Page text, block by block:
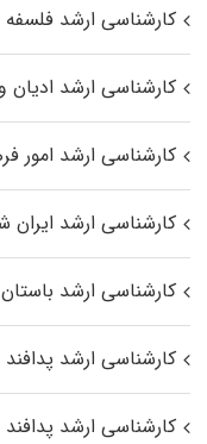
کارشناسی ارشد فلسفه
کارشناسی ارشد
کارشناسی ارشد امور
کارشناسی ارشد ایران
کارشناسی ارشد
کارشناسی ارشد
کارشناسی ارشد پدافند